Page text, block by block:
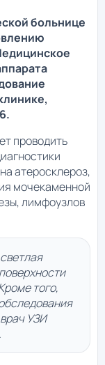
больнице
проводить
атеросклероз,
мочекаменной
лимфоузлов
того,
УЗИ